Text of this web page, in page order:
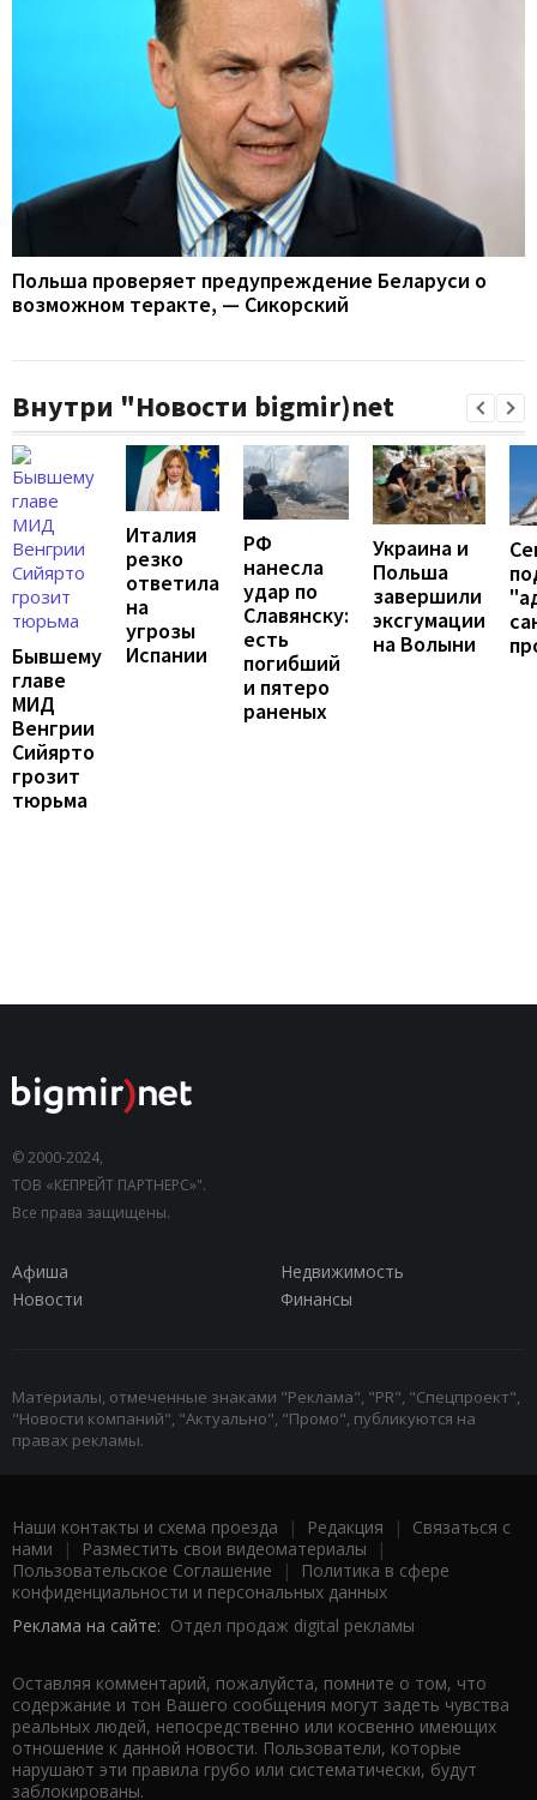
Польша проверяет предупреждение Беларуси о
возможном теракте, — Сикорский
Внутри "Новости bigmir)net
Бывшему
главе
МИД
Венгрии
Сийярто
грозит
тюрьма
Италия
резко
ответила
на
угрозы
Испании
РФ
нанесла
удар по
Славянску:
есть
погибший
и пятеро
раненых
Украина и
Польша
завершили
эксгумации
на Волыни
© 2000-2024,
ТОВ «КЕПРЕЙТ ПАРТНЕРС»".
Все права защищены.
Афиша
Недвижимость
Новости
Финансы
Материалы, отмеченные знаками "Реклама", "PR", "Спецпроект",
"Новости компаний", "Актуально", "Промо", публикуются на
правах рекламы.
Наши контакты и схема проезда | Редакция | Связаться с
нами | Разместить свои видеоматериалы |
Пользовательское Соглашение |
Политика в сфере
конфиденциальности и персональных данных
Реклама на сайте: Отдел продаж digital рекламы
Оставляя комментарий, пожалуйста, помните о том, что
содержание и тон Вашего сообщения могут задеть чувства
реальных людей, непосредственно или косвенно имеющих
отношение к данной новости. Пользователи, которые
нарушают эти правила грубо или систематически, будут
заблокированы.